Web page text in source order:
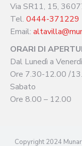
Via SR11, 15,
Tel. 0444-371229
Email:
ORARI DI
Dal Lunedì a Venerdì
Ore 7.30-12.00 /
Sabato
Ore 8.00 – 12.00
Copyright 2024